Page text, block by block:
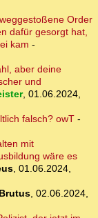
Order
dafür gesorgt hat,
kam -
aber deine
und
, 01.06.2024,
falsch? owT-
mit
wäre es
, 01.06.2024,
Brutus, 02.06.2024,